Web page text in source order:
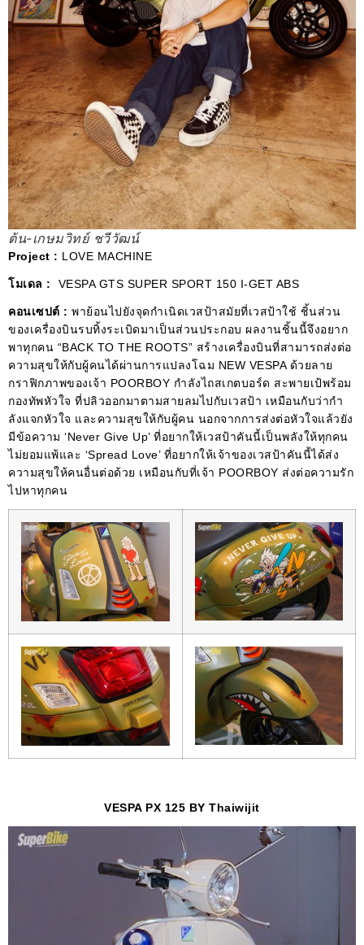
ต้น-เกษมวิทย์ ชวีวัฒน์
Project : LOVE MACHINE
โมเดล : VESPA GTS SUPER SPORT 150 I-GET ABS
คอนเซปต์ : พาย้อนไปยังจุดกําเนิดเวสป้าสมัยที่เวสป้าใช้ ชิ้นส่วน
ของเครื่องบินรบทิ้งระเบิดมาเป็นส่วนประกอบ ผลงานชิ้นนี้จึงอยาก
พาทุกคน “BACK TO THE ROOTS” สร้างเครื่องบินที่สามารถส่งต่อ
ความสุขให้กับผู้คนได้ผ่านการแปลงโฉม NEW VESPA ด้วยลาย
กราฟิกภาพของเจ้า POORBOY กําลังไถสเกตบอร์ด สะพายเป้พร้อม
กองทัพหัวใจ ที่ปลิวออกมาตามสายลมไปกับเวสป้า เหมือนกับว่ากํา
ลังแจกหัวใจ และความสุขให้กับผู้คน นอกจากการส่งต่อหัวใจแล้วยัง
มีข้อความ ‘Never Give Up’ ที่อยากให้เวสป้าคันนี้เป็นพลังให้ทุกคน
ไม่ยอมแพ้และ ‘Spread Love’ ที่อยากให้เจ้าของเวสป้าคันนี้ได้ส่ง
ความสุขให้คนอื่นต่อด้วย เหมือนกับที่เจ้า POORBOY ส่งต่อความรัก
ไปหาทุกคน
VESPA PX 125 BYThaiwijit